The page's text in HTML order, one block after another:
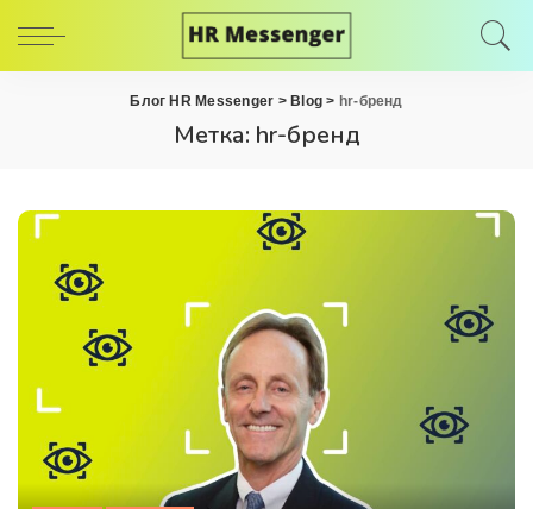
Блог HR Messenger > Blog > hr-бренд
Метка: hr-бренд